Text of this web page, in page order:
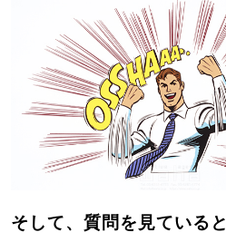
そして、質問を見ていると